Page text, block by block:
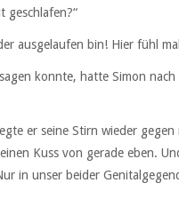
geschlafen?“
ausgelaufen bin! Hier fühl
konnte, hatte Simon
er seine Stirn wieder
Kuss von gerade eben.
in unser beider